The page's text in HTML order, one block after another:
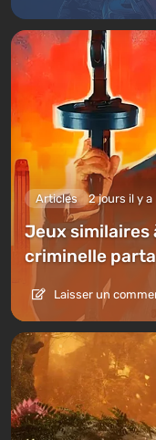
Articles 2 jours il y a
Jeux similaires
criminelle
Laisser un